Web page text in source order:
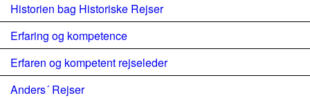
Historien bag Historiske Rejser
Erfaring og kompetence
Erfaren og kompetent rejseleder
Anders´ Rejser